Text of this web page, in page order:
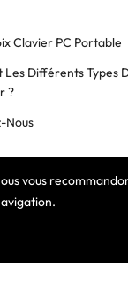
vous
Clavier PC Portable
Les Différents Types
?
Nous